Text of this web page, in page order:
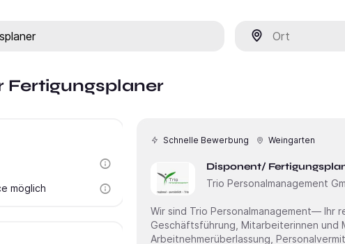
oder Firma
Fertigungsplaner
Schnelle Bewerbung Weingarten
Disponent/
Trio Personalmanagement
Wir sind Trio Personalmanagement— Ihr
Geschäftsführung, Mitarbeiterinnen und
Arbeitnehmerüberlassung,
möglich